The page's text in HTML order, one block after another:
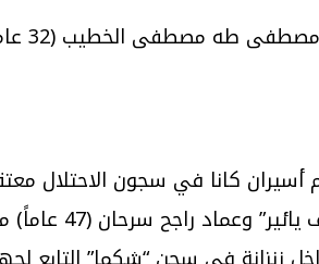
بلدة الطيبة،